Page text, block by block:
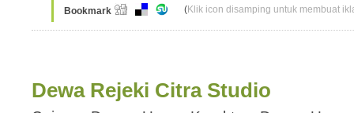
Bookmark
(Klik icon disamping untuk membuat
Dewa Rejeki Citra Studio